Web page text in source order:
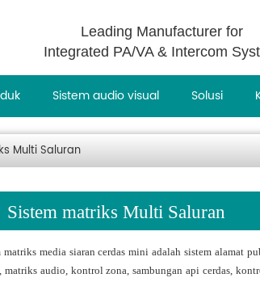
Leading Manufacturer for
Integrated PA/VA & Intercom
Sistem audio visual Solusi
Multi Saluran
Sistem matriks Multi Saluran
matriks media siaran cerdas mini adalah sistem alamat
matriks audio, kontrol zona, sambungan api cerdas,